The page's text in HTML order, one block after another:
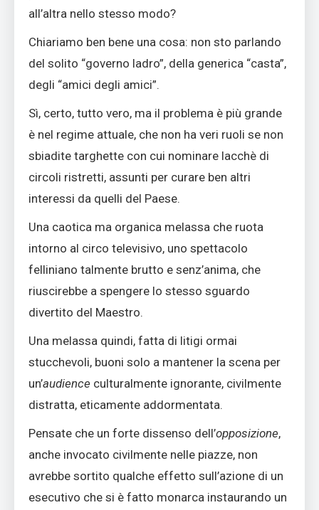
all’altra nello stesso modo?
Chiariamo ben bene una cosa: non sto parlando
del solito “governo ladro”, della generica “casta”,
degli “amici degli amici”.
Sì, certo, tutto vero, ma il problema è più grande
è nel regime attuale, che non ha veri ruoli se non
sbiadite targhette con cui nominare lacchè di
circoli ristretti, assunti per curare ben altri
interessi da quelli del Paese.
Una caotica ma organica melassa che ruota
intorno al circo televisivo, uno spettacolo
felliniano talmente brutto e senz’anima, che
riuscirebbe a spengere lo stesso sguardo
divertito del Maestro.
Una melassa quindi, fatta di litigi ormai
stucchevoli, buoni solo a mantener la scena per
un’audience culturalmente ignorante, civilmente
distratta, eticamente addormentata.
Pensate che un forte dissenso dell’opposizione,
anche invocato civilmente nelle piazze, non
avrebbe sortito qualche effetto sull’azione di un
esecutivo che si è fatto monarca instaurando un